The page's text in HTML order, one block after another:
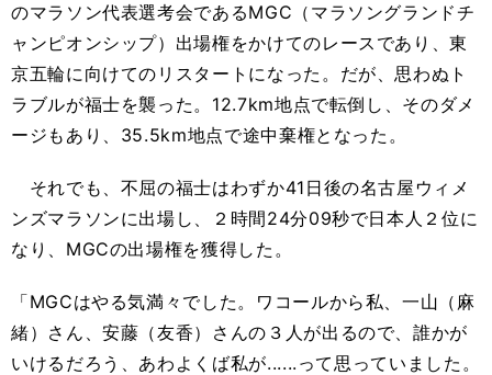
のマラソン代表選考会であるMGC （マラソングランドチ
ャンピオンシップ）出場権をかけてのレースであり、東
京五輪に向けてのリスタートになった。だが、思わぬト
ラブルが福士を襲った。 12.7km地点で転倒し、そのダメ
ージもあり、 35.5km地点で途中棄権となった。
それでも、不屈の福士はわずか41 日後の名古屋ウィメ
ンズマラソンに出場し、２時間24分09秒で日本人２位に
なり、 MGCの出場権を獲得した。
「MGCはやる気満々でした。ワコールから私、一山（麻
緒）さん、安藤（友香）さんの３人が出るので、誰かが
いけるだろう、あわよくば私が......って思っていました。